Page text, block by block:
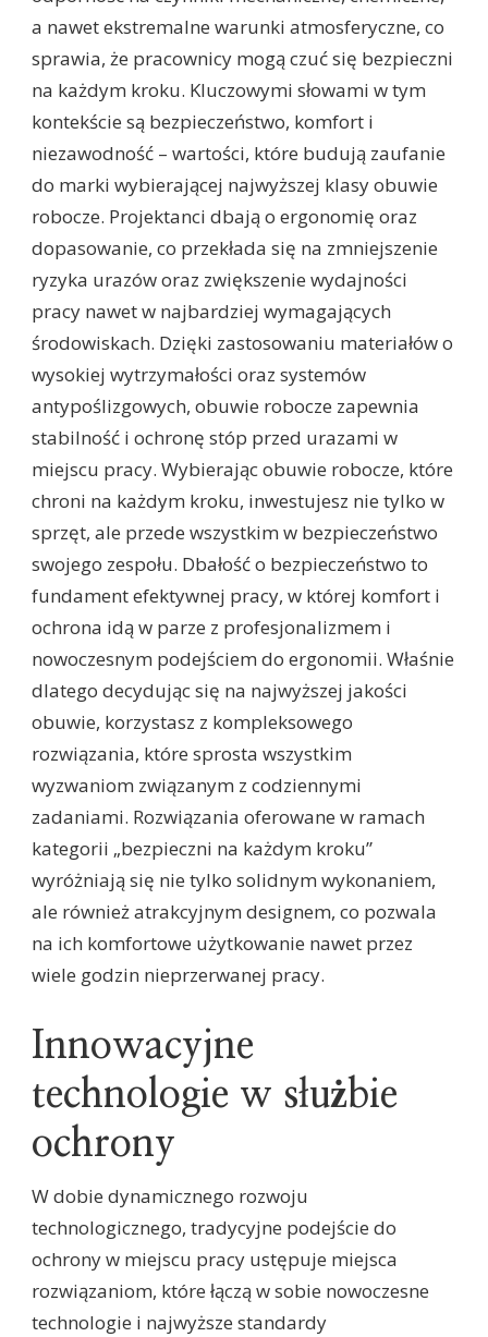
a nawet ekstremalne warunki atmosferyczne, co
sprawia, że pracownicy mogą czuć się bezpieczni
na każdym kroku. Kluczowymi słowami w tym
kontekście są bezpieczeństwo, komfort i
niezawodność – wartości, które budują zaufanie
do marki wybierającej najwyższej klasy obuwie
robocze. Projektanci dbają o ergonomię oraz
dopasowanie, co przekłada się na zmniejszenie
ryzyka urazów oraz zwiększenie wydajności
pracy nawet w najbardziej wymagających
środowiskach. Dzięki zastosowaniu materiałów o
wysokiej wytrzymałości oraz systemów
antypoślizgowych, obuwie robocze zapewnia
stabilność i ochronę stóp przed urazami w
miejscu pracy. Wybierając obuwie robocze, które
chroni na każdym kroku, inwestujesz nie tylko w
sprzęt, ale przede wszystkim w bezpieczeństwo
swojego zespołu. Dbałość o bezpieczeństwo to
fundament efektywnej pracy, w której komfort i
ochrona idą w parze z profesjonalizmem i
nowoczesnym podejściem do ergonomii. Właśnie
dlatego decydując się na najwyższej jakości
obuwie, korzystasz z kompleksowego
rozwiązania, które sprosta wszystkim
wyzwaniom związanym z codziennymi
zadaniami. Rozwiązania oferowane w ramach
kategorii „bezpieczni na każdym kroku”
wyróżniają się nie tylko solidnym wykonaniem,
ale również atrakcyjnym designem, co pozwala
na ich komfortowe użytkowanie nawet przez
wiele godzin nieprzerwanej pracy.
Innowacyjne
technologie w służbie
ochrony
W dobie dynamicznego rozwoju
technologicznego, tradycyjne podejście do
ochrony w miejscu pracy ustępuje miejsca
rozwiązaniom, które łączą w sobie nowoczesne
technologie i najwyższe standardy